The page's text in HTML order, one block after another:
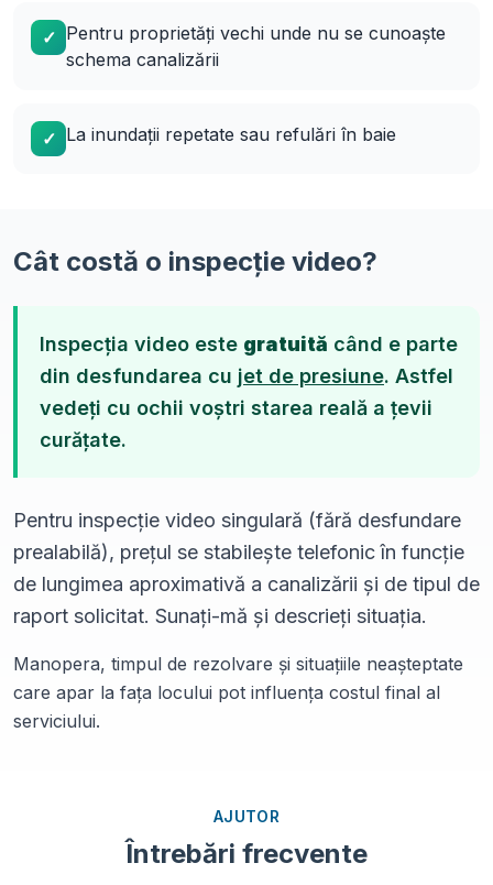
✓ Pentru proprietăți vechi unde nu se cunoaște
schema canalizării
✓ La inundații repetate sau refulări în baie
Cât costă o inspecție video?
Inspecția video este gratuită când e parte
din desfundarea cu jet de presiune. Astfel
vedeți cu ochii voștri starea reală a țevii
curățate.
Pentru inspecție video singulară (fără desfundare
prealabilă), prețul se stabilește telefonic în funcție
de lungimea aproximativă a canalizării și de tipul de
raport solicitat. Sunați-mă și descrieți situația.
Manopera, timpul de rezolvare și situațiile neașteptate
care apar la fața locului pot influența costul final al
serviciului.
AJUTOR
Întrebări frecvente